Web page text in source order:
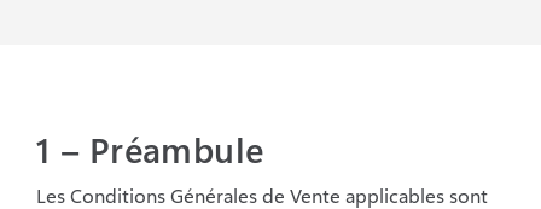
1 – Préambule
Les Conditions Générales de Vente applicables sont